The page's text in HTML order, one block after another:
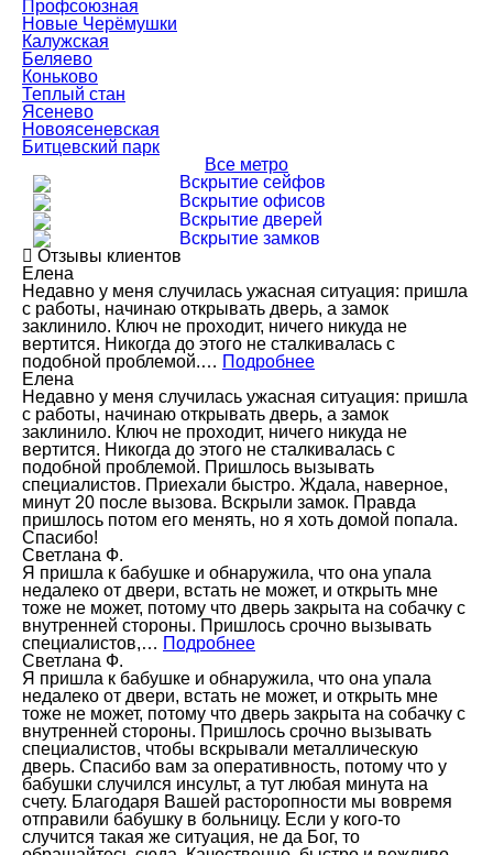
Профсоюзная
Новые Черёмушки
Калужская
Беляево
Коньково
Теплый стан
Ясенево
Новоясеневская
Битцевский парк
Все метро
Вскрытие сейфов
Вскрытие офисов
Вскрытие дверей
Вскрытие замков
Отзывы клиентов
Елена
Недавно у меня случилась ужасная ситуация: пришла
с работы, начинаю открывать дверь, а замок
заклинило. Ключ не проходит, ничего никуда не
вертится. Никогда до этого не сталкивалась с
подобной проблемой.… Подробнее
Елена
Недавно у меня случилась ужасная ситуация: пришла
с работы, начинаю открывать дверь, а замок
заклинило. Ключ не проходит, ничего никуда не
вертится. Никогда до этого не сталкивалась с
подобной проблемой. Пришлось вызывать
специалистов. Приехали быстро. Ждала, наверное,
минут 20 после вызова. Вскрыли замок. Правда
пришлось потом его менять, но я хоть домой попала.
Спасибо!
Светлана Ф.
Я пришла к бабушке и обнаружила, что она упала
недалеко от двери, встать не может, и открыть мне
тоже не может, потому что дверь закрыта на собачку с
внутренней стороны. Пришлось срочно вызывать
специалистов,… Подробнее
Светлана Ф.
Я пришла к бабушке и обнаружила, что она упала
недалеко от двери, встать не может, и открыть мне
тоже не может, потому что дверь закрыта на собачку с
внутренней стороны. Пришлось срочно вызывать
специалистов, чтобы вскрывали металлическую
дверь. Спасибо вам за оперативность, потому что у
бабушки случился инсульт, а тут любая минута на
счету. Благодаря Вашей расторопности мы вовремя
отправили бабушку в больницу. Если у кого-то
случится такая же ситуация, не да Бог, то